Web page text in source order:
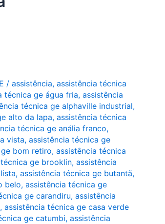
/ assistência, assistência técnica
técnica ge água fria, assistência
técnica ge alphaville industrial,
alto da lapa, assistência técnica
técnica ge anália franco,
vista, assistência técnica ge
bom retiro, assistência técnica
ge brooklin, assistência
, assistência técnica ge butantã,
belo, assistência técnica ge
ge carandiru, assistência
, assistência técnica ge casa verde
ge catumbi, assistência